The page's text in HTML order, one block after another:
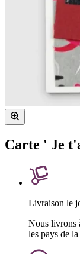
Carte ' Je
Livraison le
Nous livrons
les pays de